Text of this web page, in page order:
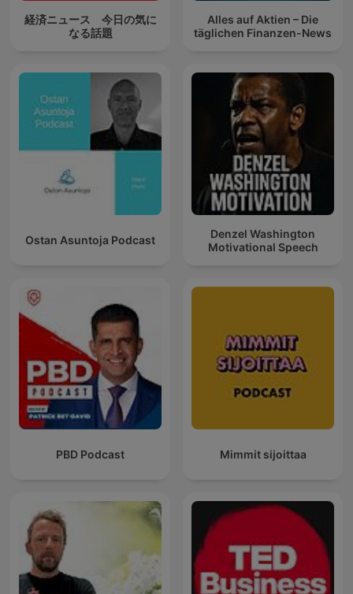
経済ニュース 今日の気に
なる話題
Alles auf Aktien – Die
täglichen Finanzen-News
Ostan Asuntoja Podcast
Denzel Washington
Motivational Speech
PBD Podcast Mimmit sijoittaa